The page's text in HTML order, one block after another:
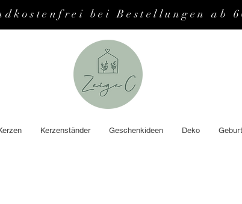
bei Bestellungen ab
Kerzenständer Geschenkideen Deko